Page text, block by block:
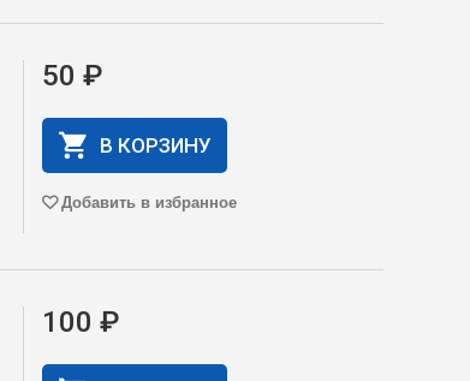
50 ₽
В КОРЗИНУ
Добавить в избранное
100 ₽